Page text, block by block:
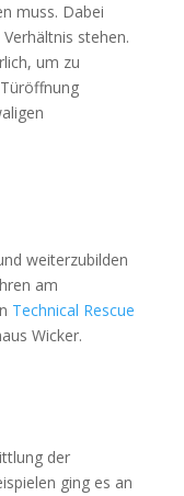
muss. Dabei
stehen.
um zu
weiterzubilden
am
Technical Rescue
Wicker.
der
ging es an